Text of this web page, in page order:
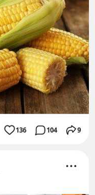
136 104 9